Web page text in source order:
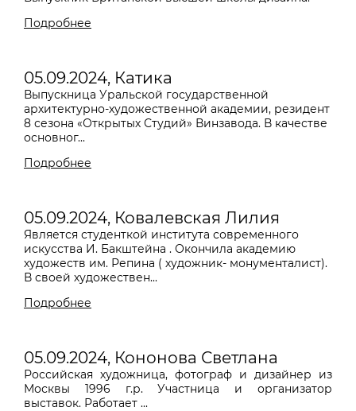
Подробнее
05.09.2024, Катика
Выпускница Уральской государственной
архитектурно-художественной академии, резидент
8 сезона «Открытых Студий» Винзавода. В качестве
основног...
Подробнее
05.09.2024, Ковалевская Лилия
Является студенткой института современного
искусства И. Бакштейна . Окончила академию
художеств им. Репина ( художник- монументалист).
В своей художествен...
Подробнее
05.09.2024, Кононова Светлана
Российская художница, фотограф и дизайнер из
Москвы 1996 г.р. Участница и организатор
выставок. Работает ...